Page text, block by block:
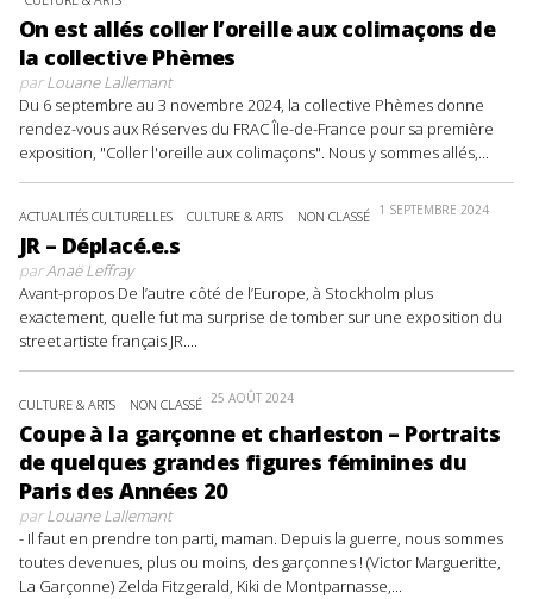
On est allés coller l’oreille aux colimaçons de
la collective Phèmes
parLouane Lallemant
Du 6 septembre au 3 novembre 2024, la collective Phèmes donne
rendez-vous aux Réserves du FRAC Île-de-France pour sa première
exposition, "Coller l'oreille aux colimaçons". Nous y sommes allés,...
ACTUALITÉS CULTURELLES CULTURE & ARTS NON CLASSÉ 1 SEPTEMBRE 2024
JR – Déplacé.e.s
parAnaë Leffray
Avant-propos De l’autre côté de l’Europe, à Stockholm plus
exactement, quelle fut ma surprise de tomber sur une exposition du
street artiste français JR....
CULTURE & ARTS NON CLASSÉ 25 AOÛT 2024
Coupe à la garçonne et charleston – Portraits
de quelques grandes figures féminines du
Paris des Années 20
parLouane Lallemant
- Il faut en prendre ton parti, maman. Depuis la guerre, nous sommes
toutes devenues, plus ou moins, des garçonnes ! (Victor Margueritte,
La Garçonne) Zelda Fitzgerald, Kiki de Montparnasse,...